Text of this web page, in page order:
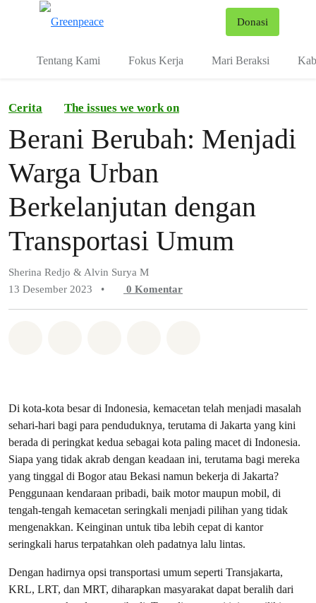
Donasi
Tentang Kami Fokus Kerja Mari Beraksi
Cerita The issues we work on
Berani Berubah: Menjadi
Warga Urban
Berkelanjutan dengan
Transportasi Umum
Sherina Redjo & Alvin Surya M
13 Desember 2023
• 0 Komentar
Di kota-kota besar di Indonesia, kemacetan telah menjadi masalah
sehari-hari bagi para penduduknya, terutama di Jakarta yang kini
berada di peringkat kedua sebagai kota paling macet di Indonesia.
Siapa yang tidak akrab dengan keadaan ini, terutama bagi mereka
yang tinggal di Bogor atau Bekasi namun bekerja di Jakarta?
Penggunaan kendaraan pribadi, baik motor maupun mobil, di
tengah-tengah kemacetan seringkali menjadi pilihan yang tidak
mengenakkan. Keinginan untuk tiba lebih cepat di kantor
seringkali harus terpatahkan oleh padatnya lalu lintas.
Dengan hadirnya opsi transportasi umum seperti Transjakarta,
KRL, LRT, dan MRT, diharapkan masyarakat dapat beralih dari